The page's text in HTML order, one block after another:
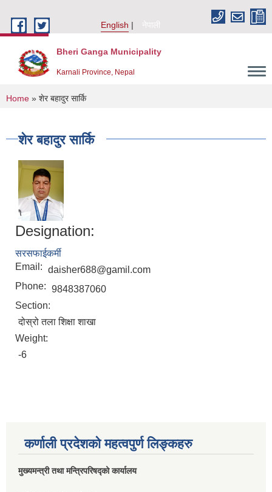
English
नेपाली
Bheri Ganga Municipality
Karnali Province, Nepal
You are here
Home » शेर बहादुर सार्कि
शेर बहादुर सार्कि
Designation:
सरसफाईकर्मी
Email: daisher688@gamil.com
Phone: 9848387060
Section:
दोस्रो तला शिक्षा शाखा
Weight:
-6
कर्णाली प्रदेशको महत्वपुर्ण लिङ्कहरु
मुख्यमन्त्री तथा मन्त्रिपरिषद्को कार्यालय